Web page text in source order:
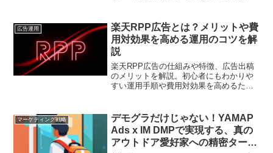
広告運用
楽天RPP広告とは？メリットや費
用対効果を高める運用のコツを解
説
楽天RPP広告の仕組みや特徴、広告出稿
のメリットを解説。初心者にもわかりや
すい運用手順や費用対効果を高めるため
マーケティング戦略
デモグラだけじゃない！YAMAP
Ads x IM DMPで実現する、真の
アウトドア愛好家への精密ターゲ